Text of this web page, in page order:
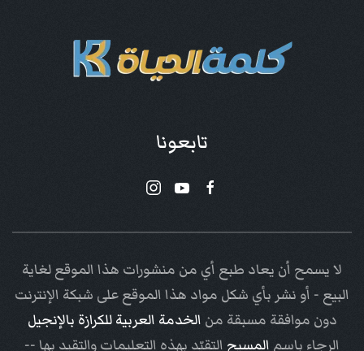
تابعونا
لا يسمح أن يعاد طبع أي من منشورات هذا الموقع لغاية
البيع - أو نشر بأي شكل مواد هذا الموقع على شبكة الإنترنت
دون موافقة مسبقة من الخدمة العربية للكرازة بالإنجيل
الرجاء باسم المسيح التقيّد بهذه التعليمات والتقيد بها --